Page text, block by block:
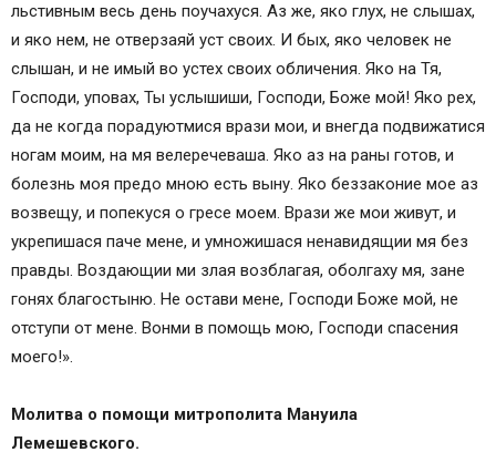
льстивным весь день поучахуся. Аз же, яко глух, не слышах,
и яко нем, не отверзаяй уст своих. И бых, яко человек не
слышан, и не имый во устех своих обличения. Яко на Тя,
Господи, уповах, Ты услышиши, Господи, Боже мой! Яко рех,
да не когда порадуютмися врази мои, и внегда подвижатися
ногам моим, на мя велеречеваша. Яко аз на раны готов, и
болезнь моя предо мною есть выну. Яко беззаконие мое аз
возвещу, и попекуся о гресе моем. Врази же мои живут, и
укрепишася паче мене, и умножишася ненавидящии мя без
правды. Воздающии ми злая возблагая, оболгаху мя, зане
гонях благостыню. Не остави мене, Господи Боже мой, не
отступи от мене. Вонми в помощь мою, Господи спасения
моего!».
Молитва о помощи митрополита Мануила
Лемешевского.